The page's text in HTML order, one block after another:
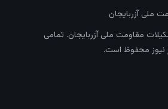
ملی آزربایجان
مقاومت ملی آزربایجان. تمامی
نیوز محفوظ است.